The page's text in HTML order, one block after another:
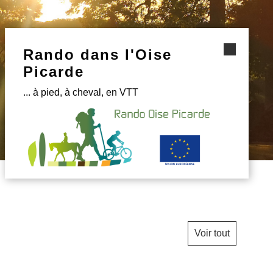
Rando dans l'Oise
Picarde
... à pied, à cheval, en VTT
Voir tout